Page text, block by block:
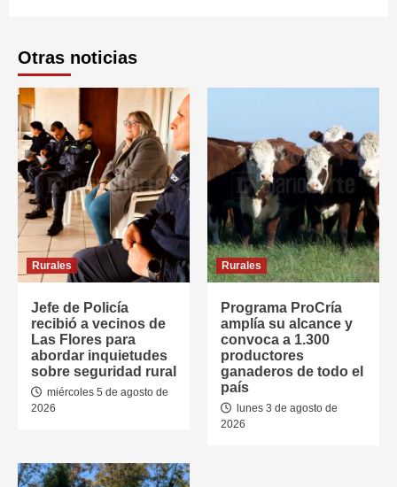
Otras noticias
Rurales
Jefe de Policía
recibió a vecinos de
Las Flores para
abordar inquietudes
sobre seguridad rural
miércoles 5 de agosto de
2026
Rurales
Programa ProCría
amplía su alcance y
convoca a 1.300
productores
ganaderos de todo el
país
lunes 3 de agosto de
2026